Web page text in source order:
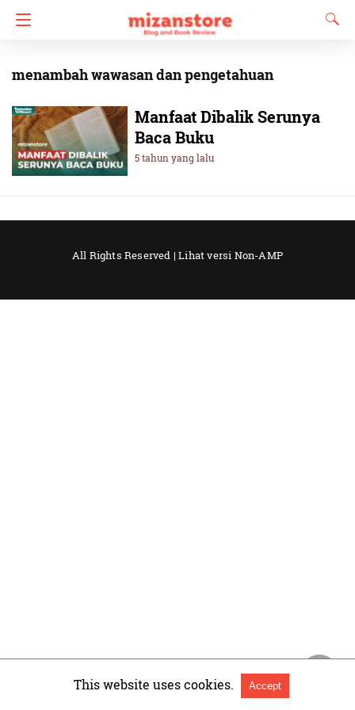
menambah wawasan dan pengetahuan
Manfaat Dibalik Serunya
Baca Buku
5 tahun yang lalu
All Rights Reserved |Lihat versi Non-AMP
This website uses cookies. Accept